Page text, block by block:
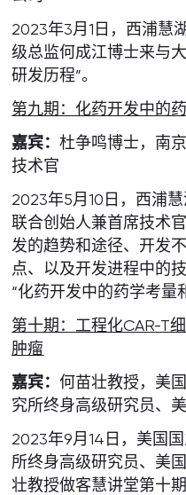
2023年3月1日，西浦慧
级总监何成江博士来与
研发历程”。
第九期：化药开发中的
嘉宾：杜争鸣博士，南
技术官
2023年5月10日，西浦
联合创始人兼首席技术
发的趋势和途径、开发
点、以及开发进程中的
“化药开发中的药学考量
第十期：工程化CAR-T
肿瘤
嘉宾：何苗壮教授，美
究所终身高级研究员、
2023年9月14日，美国
所终身高级研究员、美
壮教授做客慧讲堂第十